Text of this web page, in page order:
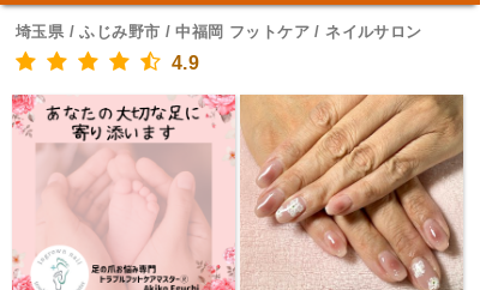
埼玉県 / ふじみ野市 / 中福岡 フットケア / ネイルサロン
4.9